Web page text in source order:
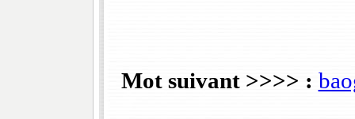
Mot suivant >>>> :